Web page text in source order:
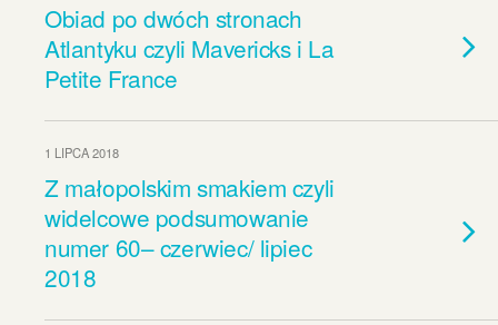
Obiad po dwóch stronach
Atlantyku czyli Mavericks i La
Petite France
1 LIPCA 2018
Z małopolskim smakiem czyli
widelcowe podsumowanie
numer 60– czerwiec/ lipiec
2018